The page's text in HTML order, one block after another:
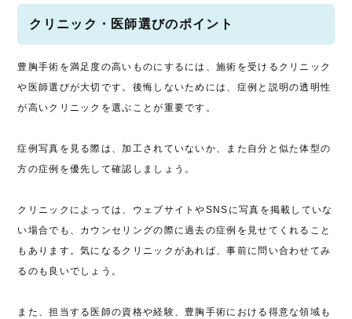
クリニック・医師選びのポイント
豊胸手術を満足度の高いものにするには、施術を受けるクリニック
や医師選びが大切です。後悔しないためには、症例と説明の透明性
が高いクリニックを選ぶことが重要です。
症例写真を見る際は、加工されていないか、また自分と似た体型の
方の症例を優先して確認しましょう。
クリニックによっては、ウェブサイトやSNSに写真を掲載していな
い場合でも、カウンセリングの際に過去の症例を見せてくれること
もあります。気になるクリニックがあれば、事前に問い合わせてみ
るのも良いでしょう。
また、担当する医師の資格や経験、豊胸手術における得意な領域も